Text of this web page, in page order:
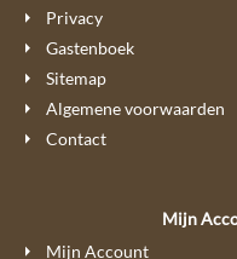
Privacy
Gastenboek
Sitemap
Algemene voorwaarden
Contact
Mijn
Mijn Account